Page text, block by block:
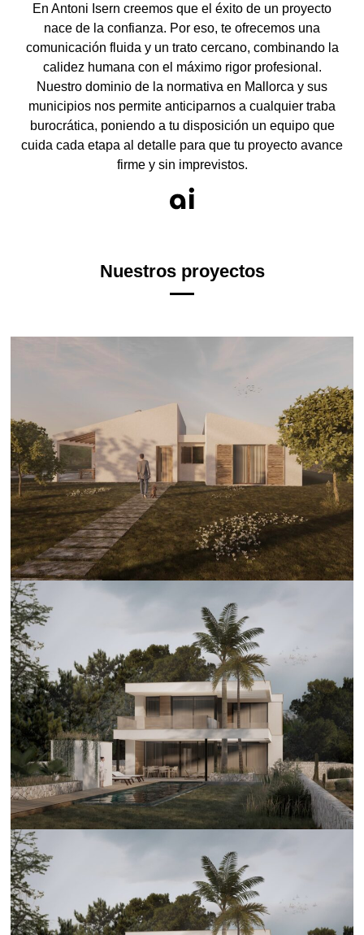
En Antoni Isern creemos que el éxito de un proyecto
nace de la confianza. Por eso, te ofrecemos una
comunicación fluida y un trato cercano, combinando la
calidez humana con el máximo rigor profesional.
Nuestro dominio de la normativa en Mallorca y sus
municipios nos permite anticiparnos a cualquier traba
burocrática, poniendo a tu disposición un equipo que
cuida cada etapa al detalle para que tu proyecto avance
firme y sin imprevistos.
Nuestros proyectos